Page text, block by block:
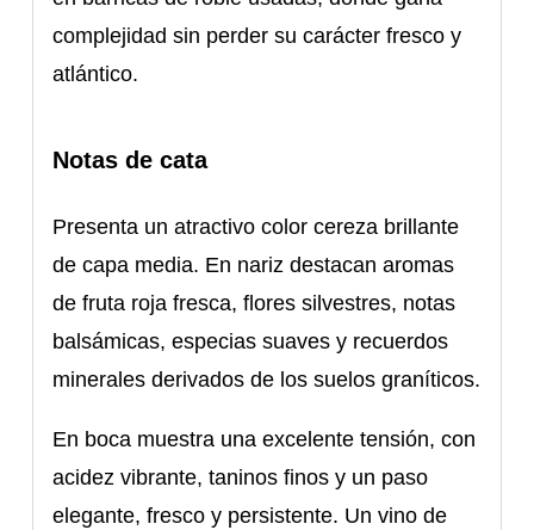
complejidad sin perder su carácter fresco y
atlántico.
Notas de cata
Presenta un atractivo color cereza brillante
de capa media. En nariz destacan aromas
de fruta roja fresca, flores silvestres, notas
balsámicas, especias suaves y recuerdos
minerales derivados de los suelos graníticos.
En boca muestra una excelente tensión, con
acidez vibrante, taninos finos y un paso
elegante, fresco y persistente. Un vino de